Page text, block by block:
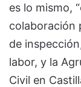
es lo mismo,
colaboración
de
labor, y la
Civil en